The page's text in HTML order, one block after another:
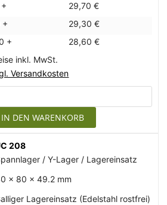
29,70 €
+
29,30 €
+
28,60 €
inkl. MwSt.
Versandkosten
IN DEN WARENKORB
208
/ Y-Lager / Lagereinsatz
x 80 x 49.2 mm
Lagereinsatz (Edelstahl rostfrei)